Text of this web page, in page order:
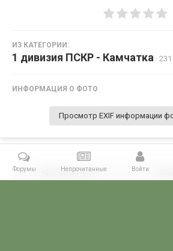
ИЗ КАТЕГОРИИ:
1 дивизия ПСКР - Камчатка ·
ИНФОРМАЦИЯ О ФОТО
Просмотр EXIF информации
Поделиться
Форумы Непрочитанные Войти